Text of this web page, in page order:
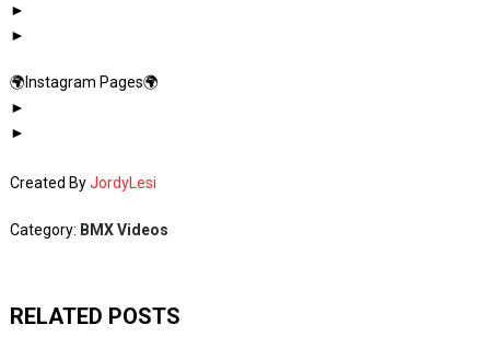
►
►
🌍Instagram Pages🌍
►
►
Created ByJordyLesi
Category: BMX Videos
RELATED POSTS